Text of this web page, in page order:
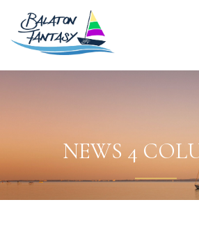
NEWS 4